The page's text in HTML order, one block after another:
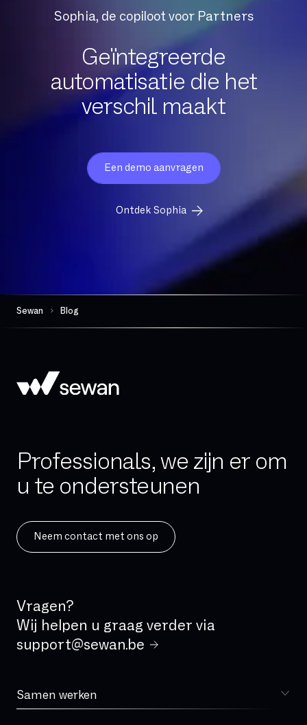
Sophia, de copiloot voor Partners
Geïntegreerde
automatisatie die het
verschil maakt
Een demo aanvragen
Ontdek Sophia
Sewan Blog
Professionals, we zijn er om
u te ondersteunen
Neem contact met ons op
Vragen?
Wij helpen u graag verder via
support@sewan.be
Samen werken